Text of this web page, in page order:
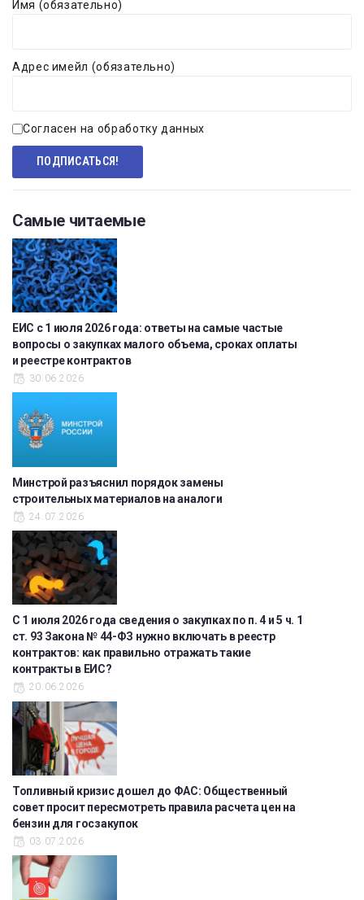
Имя (обязательно)
Адрес имейл (обязательно)
Согласен на обработку данных
Самые читаемые
ЕИС с 1 июля 2026 года: ответы на самые частые
вопросы о закупках малого объема, сроках оплаты
и реестре контрактов
30.06.2026
Минстрой разъяснил порядок замены
строительных материалов на аналоги
24.07.2026
С 1 июля 2026 года сведения о закупках по п. 4 и 5 ч. 1
ст. 93 Закона № 44-ФЗ нужно включать в реестр
контрактов: как правильно отражать такие
контракты в ЕИС?
20.06.2026
Топливный кризис дошел до ФАС: Общественный
совет просит пересмотреть правила расчета цен на
бензин для госзакупок
03.07.2026